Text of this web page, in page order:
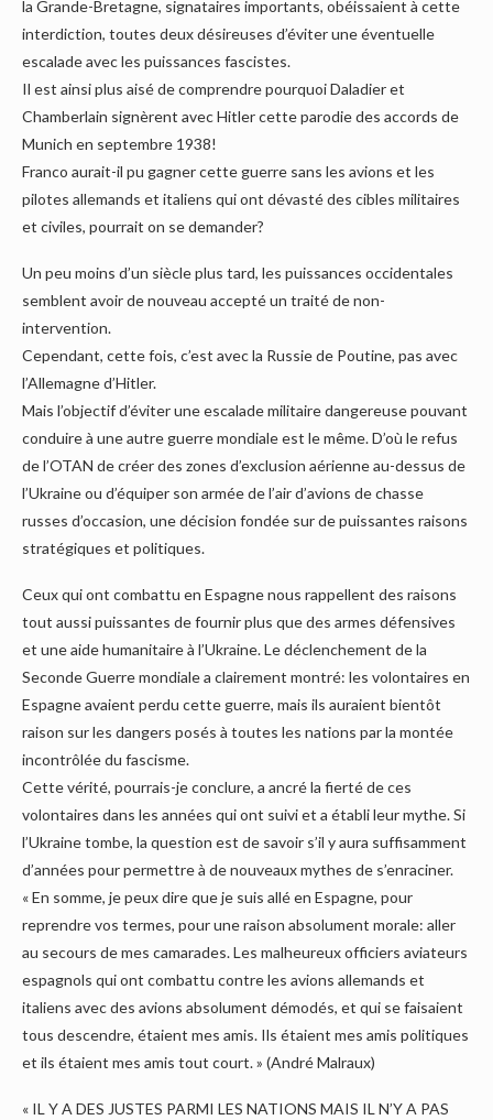
la Grande-Bretagne, signataires importants, obéissaient à cette
interdiction, toutes deux désireuses d’éviter une éventuelle
escalade avec les puissances fascistes.
Il est ainsi plus aisé de comprendre pourquoi Daladier et
Chamberlain signèrent avec Hitler cette parodie des accords de
Munich en septembre 1938!
Franco aurait-il pu gagner cette guerre sans les avions et les
pilotes allemands et italiens qui ont dévasté des cibles militaires
et civiles, pourrait on se demander?
Un peu moins d’un siècle plus tard, les puissances occidentales
semblent avoir de nouveau accepté un traité de non-
intervention.
Cependant, cette fois, c’est avec la Russie de Poutine, pas avec
l’Allemagne d’Hitler.
Mais l’objectif d’éviter une escalade militaire dangereuse pouvant
conduire à une autre guerre mondiale est le même. D’où le refus
de l’OTAN de créer des zones d’exclusion aérienne au-dessus de
l’Ukraine ou d’équiper son armée de l’air d’avions de chasse
russes d’occasion, une décision fondée sur de puissantes raisons
stratégiques et politiques.
Ceux qui ont combattu en Espagne nous rappellent des raisons
tout aussi puissantes de fournir plus que des armes défensives
et une aide humanitaire à l’Ukraine. Le déclenchement de la
Seconde Guerre mondiale a clairement montré: les volontaires en
Espagne avaient perdu cette guerre, mais ils auraient bientôt
raison sur les dangers posés à toutes les nations par la montée
incontrôlée du fascisme.
Cette vérité, pourrais-je conclure, a ancré la fierté de ces
volontaires dans les années qui ont suivi et a établi leur mythe. Si
l’Ukraine tombe, la question est de savoir s’il y aura suffisamment
d’années pour permettre à de nouveaux mythes de s’enraciner.
« En somme, je peux dire que je suis allé en Espagne, pour
reprendre vos termes, pour une raison absolument morale: aller
au secours de mes camarades. Les malheureux officiers aviateurs
espagnols qui ont combattu contre les avions allemands et
italiens avec des avions absolument démodés, et qui se faisaient
tous descendre, étaient mes amis. Ils étaient mes amis politiques
et ils étaient mes amis tout court. » (André Malraux)
« IL Y A DES JUSTES PARMI LES NATIONS MAIS IL N’Y A PAS